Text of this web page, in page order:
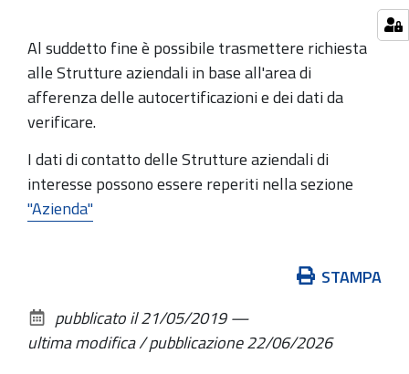
Al suddetto fine è possibile trasmettere richiesta
alle Strutture aziendali in base all'area di
afferenza delle autocertificazioni e dei dati da
verificare.
I dati di contatto delle Strutture aziendali di
interesse possono essere reperiti nella sezione
"Azienda"
documento
STAMPA
pubblicato il21/05/2019—
ultima modifica / pubblicazione22/06/2026